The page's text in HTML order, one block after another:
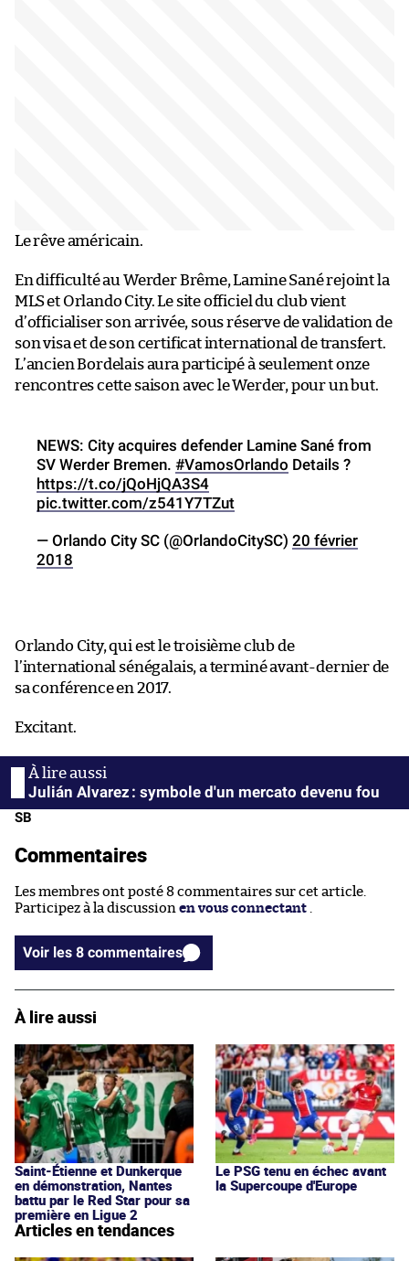
Le rêve américain.
En difficulté au Werder Brême, Lamine Sané rejoint la
MLS et Orlando City. Le site officiel du club vient
d’officialiser son arrivée, sous réserve de validation de
son visa et de son certificat international de transfert.
L’ancien Bordelais aura participé à seulement onze
rencontres cette saison avec le Werder, pour un but.
NEWS: City acquires defender Lamine Sané from
SV Werder Bremen. #VamosOrlando Details ?
https://t.co/jQoHjQA3S4
pic.twitter.com/z541Y7TZut
— Orlando City SC (@OrlandoCitySC) 20 février
2018
Orlando City, qui est le troisième club de
l’international sénégalais, a terminé avant-dernier de
sa conférence en 2017.
Excitant.
Julián Alvarez : symbole d'un mercato devenu fou
SB
Commentaires
Les membres ont posté 8 commentaires sur cet article.
Participez à la discussion en vous connectant
Voir les 8 commentaires
À lire aussi
Saint-Étienne et Dunkerque
en démonstration, Nantes
battu par le Red Star pour sa
première en Ligue 2
Le PSG tenu en échec avant
la Supercoupe d'Europe
Articles en tendances